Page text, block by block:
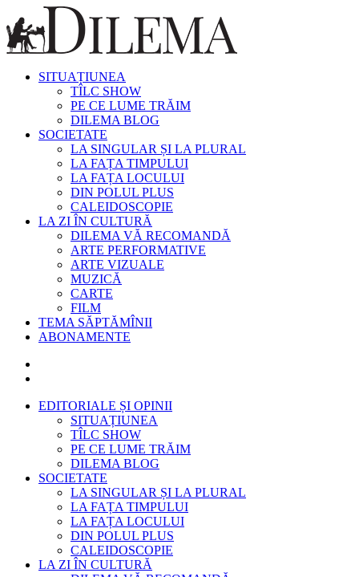
SITUAȚIUNEA
TÎLC SHOW
PE CE LUME TRĂIM
DILEMA BLOG
SOCIETATE
LA SINGULAR ȘI LA PLURAL
LA FAȚA TIMPULUI
LA FAȚA LOCULUI
DIN POLUL PLUS
CALEIDOSCOPIE
LA ZI ÎN CULTURĂ
DILEMA VĂ RECOMANDĂ
ARTE PERFORMATIVE
ARTE VIZUALE
MUZICĂ
CARTE
FILM
TEMA SĂPTĂMÎNII
ABONAMENTE
EDITORIALE ȘI OPINII
SITUAȚIUNEA
TÎLC SHOW
PE CE LUME TRĂIM
DILEMA BLOG
SOCIETATE
LA SINGULAR ȘI LA PLURAL
LA FAȚA TIMPULUI
LA FAȚA LOCULUI
DIN POLUL PLUS
CALEIDOSCOPIE
LA ZI ÎN CULTURĂ